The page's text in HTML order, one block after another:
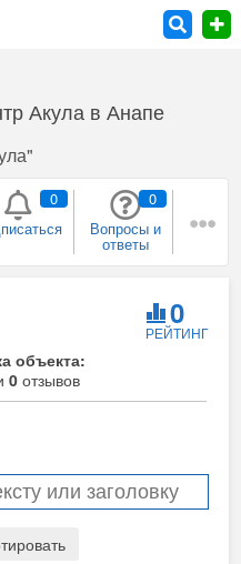
Акула в Анапе
0
0
Вопросы и
ответы
0
0
Собираюсь
сюда
0
РЕЙТИНГ
объекта:
0 отзывов